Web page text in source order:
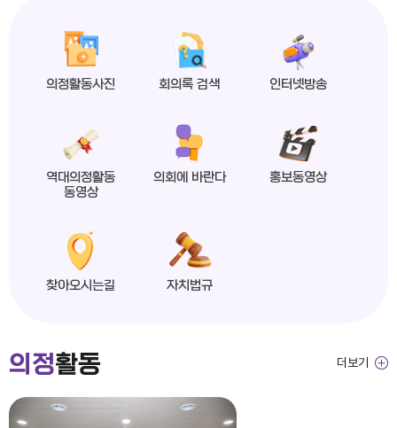
익산시의회 상임위원회 ‘현장 속으로!’
익산시의회, 제279회 임시회 개회
의정활동사진 회의록 검색 인터넷방송
역대의정활동
동영상
의회에 바란다 홍보동영상
찾아오시는길 자치법규
의정활동 더보기